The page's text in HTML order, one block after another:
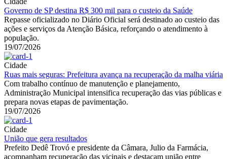
Governo de SP destina R$ 300 mil para o custeio da Saúde
Repasse oficializado no Diário Oficial será destinado ao custeio das
ações e serviços da Atenção Básica, reforçando o atendimento à
população.
19/07/2026
Cidade
Ruas mais seguras: Prefeitura avança na recuperação da malha viária
Com trabalho contínuo de manutenção e planejamento,
Administração Municipal intensifica recuperação das vias públicas e
prepara novas etapas de pavimentação.
19/07/2026
Cidade
União que gera resultados
Prefeito Dedê Trovó e presidente da Câmara, Julio da Farmácia,
acompanham recuperação das vicinais e destacam união entre